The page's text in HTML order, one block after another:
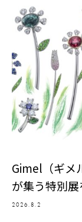
Gimel（ギメ
が集う特別
2026.8.2